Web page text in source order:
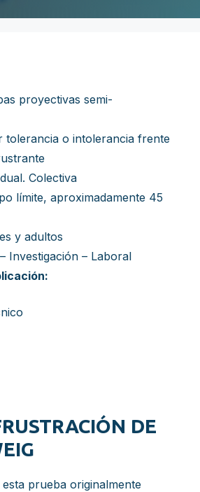
proyectivas semi-
tolerancia o intolerancia frente
Colectiva
límite, aproximadamente 45
y adultos
Investigación – Laboral
DE
prueba originalmente